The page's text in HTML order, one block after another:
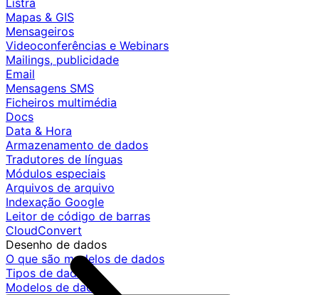
Listra
Mapas & GIS
Mensageiros
Videoconferências e Webinars
Mailings, publicidade
Email
Mensagens SMS
Ficheiros multimédia
Docs
Data & Hora
Armazenamento de dados
Tradutores de línguas
Módulos especiais
Arquivos de arquivo
Indexação Google
Leitor de código de barras
CloudConvert
Desenho de dados
O que são modelos de dados
Tipos de dados
Modelos de dados